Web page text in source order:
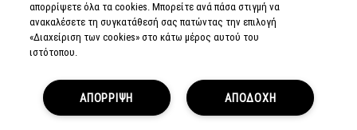
ΠΡΟΥΠΟΘΕΣΕΙΣ
ΟΡΟΙ
ΠΩΛΗΣΗΣ
ΠΟΛΙΤΙΚΗ
ΕΝΗΜΕΡΩΘΕΙΤΕ
ΓΙΑ ΤΑ ΠΛΑΣΤΑ
ΠΡΟΪΟΝΤΑ
ΔΙΑΧΕΙΡΙΣΤΕΙΤΕ
απορρίψετε όλα τα cookies. Μπορείτε ανά πάσα στιγμή να
ανακαλέσετε τη συγκατάθεσή σας πατώντας την επιλογή
«Διαχείριση των cookies» στο κάτω μέρος αυτού του
ιστότοπου.
ΑΠΟΔΟΧΗ
ΑΠΟΡΡΙΨΗ